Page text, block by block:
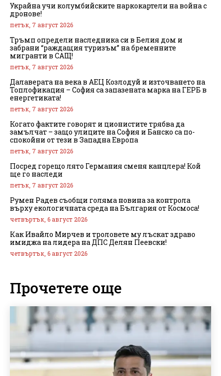
Украйна учи колумбийските наркокартели на война с
дронове!
петък, 7 август 2026
Тръмп определи наследника си в Белия дом и
забрани “раждащия туризъм” на бременните
мигранти в САЩ!
петък, 7 август 2026
Далаверата на века в АЕЦ Козлодуй и източването на
Топлофикация – София са запазената марка на ГЕРБ в
енергетиката!
петък, 7 август 2026
Когато фактите говорят и ционистите трябва да
замълчат – защо улиците на София и Банско са по-
спокойни от тези в Западна Европа
петък, 7 август 2026
Посред горещо лято Германия сменя канцлера! Кой
ще го наследи
петък, 7 август 2026
Румен Радев съобщи голяма новина за контрола
върху екологичната среда на България от Космоса!
четвъртък, 6 август 2026
Как Ивайло Мирчев и троловете му лъскат здраво
имиджа на лидера на ДПС Делян Пеевски!
четвъртък, 6 август 2026
Прочетете още